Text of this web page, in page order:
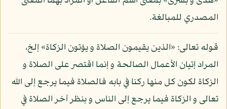
المصدري للمبالغة.
قوله تعالى: «الذين يقيمون الصلاة و يؤتون الزكاة» إلخ،
المراد إتيان الأعمال الصالحة و إنما اقتصر على الصلاة و
الزكاة لكون كل منها ركنا في بابه فالصلاة فيما يرجع إلى الله
تعالى و الزكاة فيما يرجع إلى الناس و بنظر آخر الصلاة في